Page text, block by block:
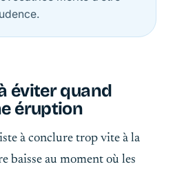
éviter quand
éruption
à conclure trop vite à la
baisse au moment où les